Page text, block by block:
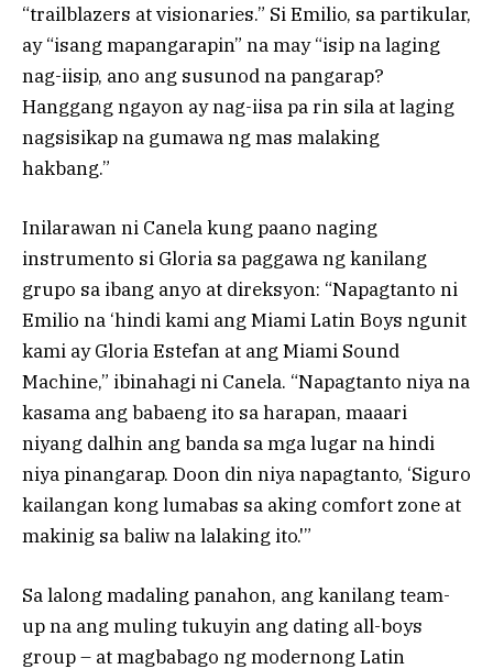
“trailblazers at visionaries.” Si Emilio, sa partikular,
ay “isang mapangarapin” na may “isip na laging
nag-iisip, ano ang susunod na pangarap?
Hanggang ngayon ay nag-iisa pa rin sila at laging
nagsisikap na gumawa ng mas malaking
hakbang.”
Inilarawan ni Canela kung paano naging
instrumento si Gloria sa paggawa ng kanilang
grupo sa ibang anyo at direksyon: “Napagtanto ni
Emilio na ‘hindi kami ang Miami Latin Boys ngunit
kami ay Gloria Estefan at ang Miami Sound
Machine,” ibinahagi ni Canela. “Napagtanto niya na
kasama ang babaeng ito sa harapan, maaari
niyang dalhin ang banda sa mga lugar na hindi
niya pinangarap. Doon din niya napagtanto, ‘Siguro
kailangan kong lumabas sa aking comfort zone at
makinig sa baliw na lalaking ito.'”
Sa lalong madaling panahon, ang kanilang team-
up na ang muling tukuyin ang dating all-boys
group – at magbabago ng modernong Latin